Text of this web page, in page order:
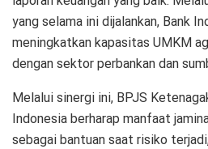
yang selama ini dijalankan, Bank
meningkatkan kapasitas UMKM
dengan sektor perbankan dan
Melalui sinergi ini, BPJS
Indonesia berharap manfaat
sebagai bantuan saat risiko